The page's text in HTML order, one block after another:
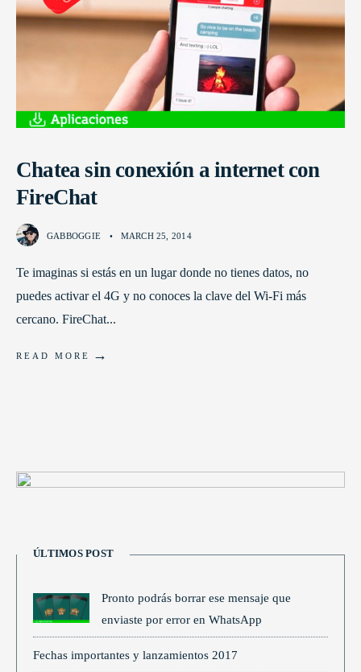
Chatea sin conexión a internet con
FireChat
GABBOGGIE • MARCH 25, 2014
Te imaginas si estás en un lugar donde no tienes datos, no
puedes activar el 4G y no conoces la clave del Wi-Fi más
cercano. FireChat...
READ MORE →
ÚLTIMOS POST
Pronto podrás borrar ese mensaje que
enviaste por error en WhatsApp
Fechas importantes y lanzamientos 2017